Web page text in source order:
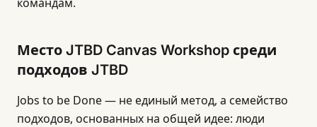
Место JTBD Canvas Workshop среди
подходов JTBD
Jobs to be Done — не единый метод, а семейство
подходов, основанных на общей идее: люди